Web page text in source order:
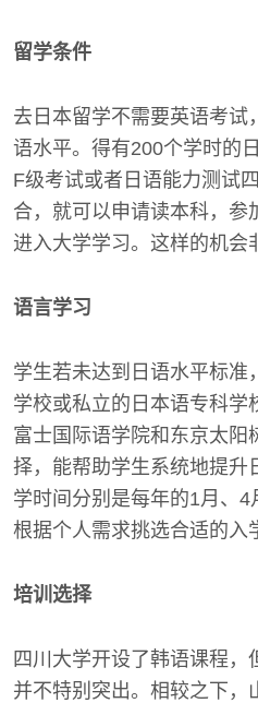
留学条件
去日本留学不需要英语考试
语水平。得有200个学时的
F级考试或者日语能力测试
合，就可以申请读本科，参
进入大学学习。这样的机会
语言学习
学生若未达到日语水平标准
学校或私立的日本语专科学
富士国际语学院和东京太阳
择，能帮助学生系统地提升
学时间分别是每年的1月、4
根据个人需求挑选合适的入
培训选择
四川大学开设了韩语课程，
并不特别突出。相较之下，